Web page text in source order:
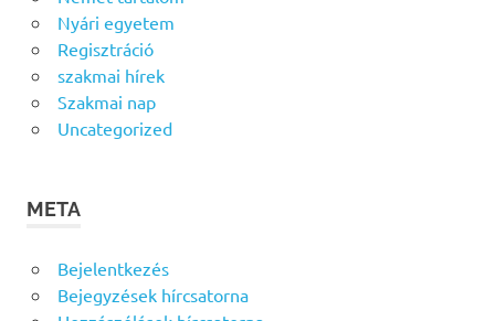
Nyári egyetem
Regisztráció
szakmai hírek
Szakmai nap
Uncategorized
META
Bejelentkezés
Bejegyzések hírcsatorna